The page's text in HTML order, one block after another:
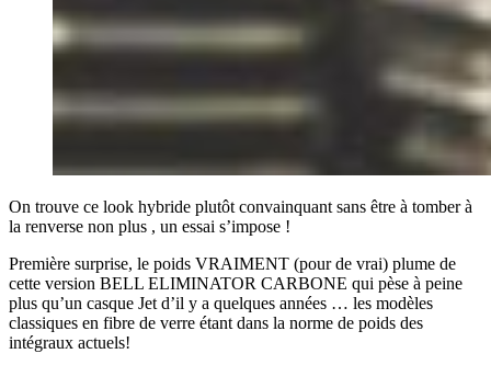
On trouve ce look hybride plutôt convainquant sans être à tomber à
la renverse non plus , un essai s’impose !
Première surprise, le poids VRAIMENT (pour de vrai) plume de
cette version BELL ELIMINATOR CARBONE qui pèse à peine
plus qu’un casque Jet d’il y a quelques années … les modèles
classiques en fibre de verre étant dans la norme de poids des
intégraux actuels!